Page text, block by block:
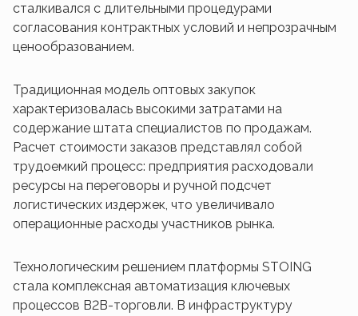
сталкивался с длительными процедурами
согласования контрактных условий и непрозрачным
ценообразованием.
Традиционная модель оптовых закупок
характеризовалась высокими затратами на
содержание штата специалистов по продажам.
Расчет стоимости заказов представлял собой
трудоемкий процесс: предприятия расходовали
ресурсы на переговоры и ручной подсчет
логистических издержек, что увеличивало
операционные расходы участников рынка.
Технологическим решением платформы STOING
стала комплексная автоматизация ключевых
процессов B2B-торговли. В инфраструктуру